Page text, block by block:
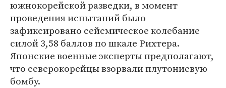
южнокорейской разведки, в момент
проведения испытаний было
зафиксировано сейсмическое колебание
силой 3,58 баллов по шкале Рихтера.
Японские военные эксперты предполагают,
что северокорейцы взорвали плутониевую
бомбу.